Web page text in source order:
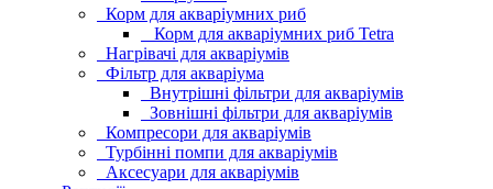
Корм для акваріумних риб
Корм для акваріумних риб Tetra
Нагрівачі для акваріумів
Фільтр для акваріума
Внутрішні фільтри для акваріумів
Зовнішні фільтри для акваріумів
Компресори для акваріумів
Турбінні помпи для акваріумів
Аксесуари для акваріумів